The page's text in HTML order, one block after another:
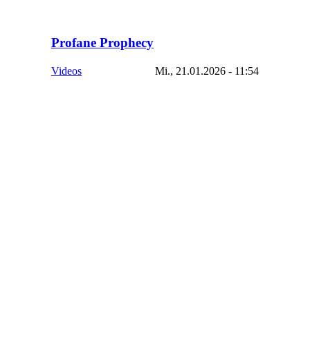
Profane Prophecy
Videos Mi., 21.01.2026 - 11:54